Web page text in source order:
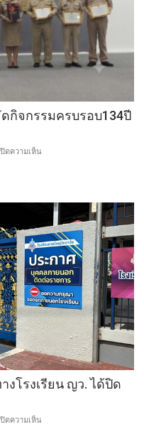
ขวาง
ทาง
พร้อม
แก้ไข
ดกิจกรรมครบรอบ134ปี
ปิดความเห็น
กิจกรรม
ครบ
รอบ134ปี
วัน
กำนัน
ผู้ใหญ่
บ้าน”
โรงเรียน ญว. ได้ปิด
ปิดความเห็น